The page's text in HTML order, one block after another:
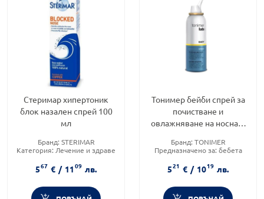
Стеримар хипертоник
блок назален спрей 100
мл
Бранд: STERIMAR
Категория: Лечение и здраве
567 € / 1109 лв.
Тонимер бейби спрей за
почистване и
овлажняване на носната
Бранд: TONIMER
Предназначено за: бебета
521 € / 1019 лв.